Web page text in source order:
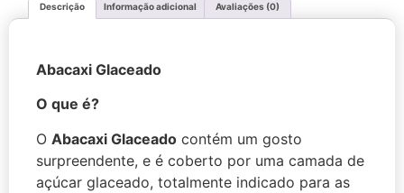
Descrição Informação adicional Avaliações (0)
Abacaxi Glaceado
O que é?
O Abacaxi Glaceado contém um gosto
surpreendente, e é coberto por uma camada de
açúcar glaceado, totalmente indicado para as